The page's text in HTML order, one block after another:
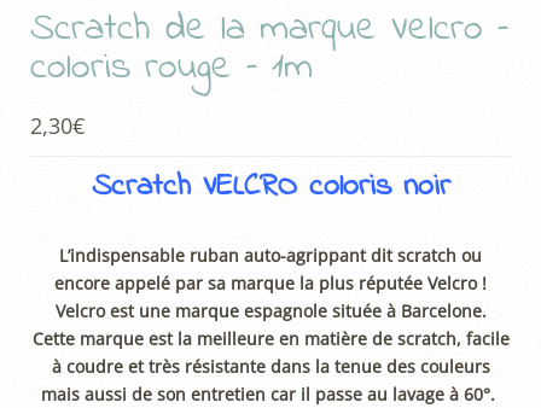
Scratch de la marque Velcro –
coloris rouge – 1m
2,30€
Scratch VELCRO coloris noir
L’indispensable ruban auto-agrippant dit scratch ou
encore appelé par sa marque la plus réputée Velcro !
Velcro est une marque espagnole située à Barcelone.
Cette marque est la meilleure en matière de scratch, facile
à coudre et très résistante dans la tenue des couleurs
mais aussi de son entretien car il passe au lavage à 60°.